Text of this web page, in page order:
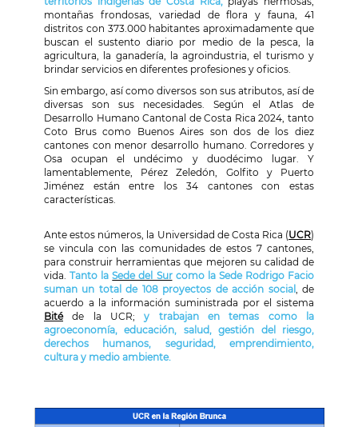
montañas frondosas, variedad de flora y fauna, 41
distritos con 373.000 habitantes aproximadamente que
buscan el sustento diario por medio de la pesca, la
agricultura, la ganadería, la agroindustria, el turismo y
brindar servicios en diferentes profesiones y oficios.
Sin embargo, así como diversos son sus atributos, así de
diversas son sus necesidades. Según el Atlas de
Desarrollo Humano Cantonal de Costa Rica 2024, tanto
Coto Brus como Buenos Aires son dos de los diez
cantones con menor desarrollo humano. Corredores y
Osa ocupan el undécimo y duodécimo lugar. Y
lamentablemente, Pérez Zeledón, Golfito y Puerto
Jiménez están entre los 34 cantones con estas
características.
Ante estos números, la Universidad de Costa Rica (UCR)
se vincula con las comunidades de estos 7 cantones,
para construir herramientas que mejoren su calidad de
vida.Tanto laSede del Surcomo la Sede Rodrigo Facio
suman un total de 108 proyectos de acción social , de
acuerdo a la información suministrada por el sistema
Bitéde la UCR;y trabajan en temas como la
agroeconomía, educación, salud, gestión del riesgo,
derechos humanos, seguridad, emprendimiento,
cultura y medio ambiente.